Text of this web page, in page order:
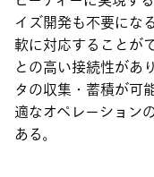
イズ開発も不要にな
軟に対応することが
との高い接続性があ
タの収集・蓄積が可
適なオペレーション
ある。